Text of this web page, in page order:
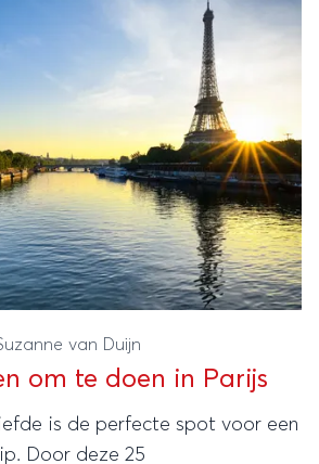
van Duijn
om te doen in Parijs
is de perfecte spot voor een
Door deze 25